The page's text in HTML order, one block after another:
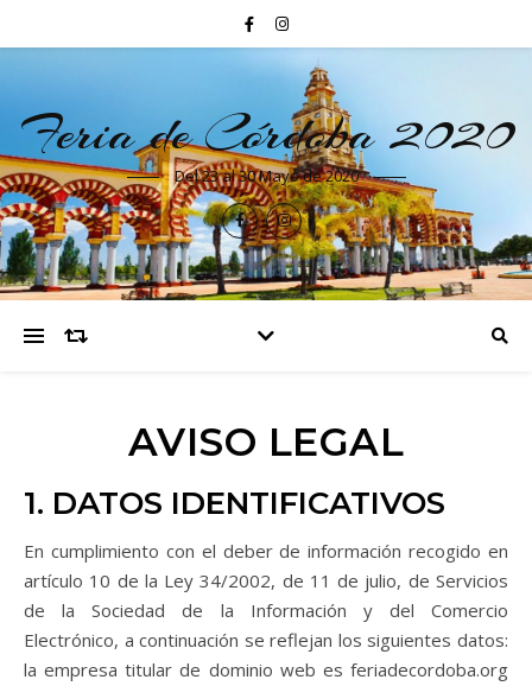
Feria de Córdoba 2020
Del 23 al 30 Mayo de 2020
AVISO LEGAL
1. DATOS IDENTIFICATIVOS
En cumplimiento con el deber de información recogido en
artículo 10 de la Ley 34/2002, de 11 de julio, de Servicios
de la Sociedad de la Información y del Comercio
Electrónico, a continuación se reflejan los siguientes datos:
la empresa titular de dominio web es feriadecordoba.org